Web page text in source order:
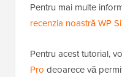
Pentru mai multe
recenzia noastră WP
Pentru acest tutorial,
Pro deoarece vă